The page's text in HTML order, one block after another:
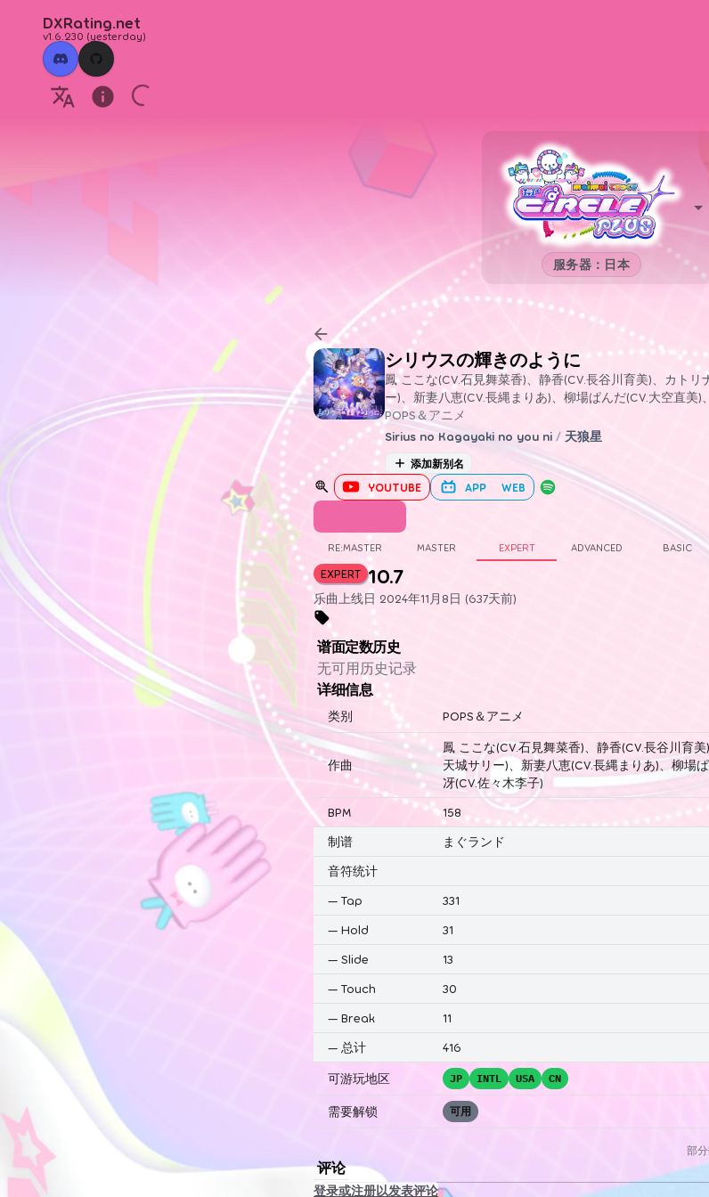
DXRating.net
v1.6.230 (yesterday)
服务器：日本
シリウスの輝きのように
鳳 ここな(CV.石見舞菜香)、静香(CV.長谷川育美)、カトリ
ー)、新妻八恵(CV.長縄まりあ)、柳場ぱんだ(CV.大空直美)
POPS＆アニメ
Sirius no Kagayaki no you ni / 天狼星
添加新别名
YOUTUBE APP WEB
RE:MASTER MASTER EXPERT ADVANCED BASIC
EXPERT 10.7
乐曲上线日 2024年11月8日 (637天前)
谱面定数历史
无可用历史记录
详细信息
类别 POPS＆アニメ
作曲
鳳 ここな(CV.石見舞菜香)、静香(CV.長谷川育
天城サリー)、新妻八恵(CV.長縄まりあ)、柳場
冴(CV.佐々木李子)
BPM
158
制谱
まぐランド
音符统计
— Tap
331
— Hold
31
— Slide
13
— Touch
30
— Break
11
— 总计 416
可游玩地区 JP INTL USA CN
需要解锁 可用
部
评论
登录或注册以发表评论